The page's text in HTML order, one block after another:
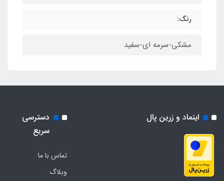
رنگ:
مشکی-سرمه ای-سفید
اینماد و زرین پال
دسترسی
سریع
تماس با ما
وبلاگ